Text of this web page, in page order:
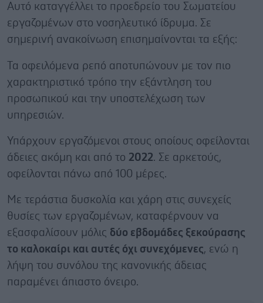
Αυτό καταγγέλλει το προεδρείο του Σωματείου
εργαζομένων στο νοσηλευτικό ίδρυμα. Σε
σημερινή ανακοίνωση επισημαίνονται τα εξής:
Τα οφειλόμενα ρεπό αποτυπώνουν με τον πιο
χαρακτηριστικό τρόπο την εξάντληση του
προσωπικού και την υποστελέχωση των
υπηρεσιών.
Υπάρχουν εργαζόμενοι στους οποίους οφείλονται
άδειες ακόμη και από το 2022. Σε αρκετούς,
οφείλονται πάνω από 100 μέρες.
Με τεράστια δυσκολία και χάρη στις συνεχείς
θυσίες των εργαζομένων, καταφέρνουν να
εξασφαλίσουν μόλις δύο εβδομάδες ξεκούρασης
το καλοκαίρι και αυτές όχι συνεχόμενες, ενώ η
λήψη του συνόλου της κανονικής άδειας
παραμένει άπιαστο όνειρο.